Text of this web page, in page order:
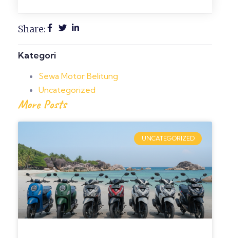
Share:
Kategori
Sewa Motor Belitung
Uncategorized
More Posts
UNCATEGORIZED